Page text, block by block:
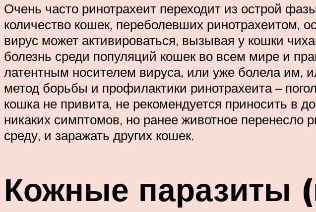
Очень часто ринотрахеит переходит из острой
количество кошек, переболевших ринотрахеитом,
вирус может активироваться, вызывая у кошки
болезнь среди популяций кошек во всем мире и
латентным носителем вируса, или уже болела им,
метод борьбы и профилактики ринотрахеита –
кошка не привита, не рекомендуется приносить в
никаких симптомов, но ранее животное
среду, и заражать других кошек.
Кожные паразиты